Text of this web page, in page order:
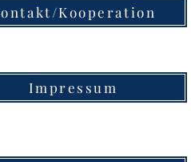
Kooperation
Impressum